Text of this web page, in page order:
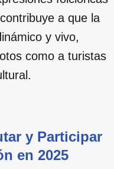
a que la
y vivo,
como a turistas
y Participar
en 2025